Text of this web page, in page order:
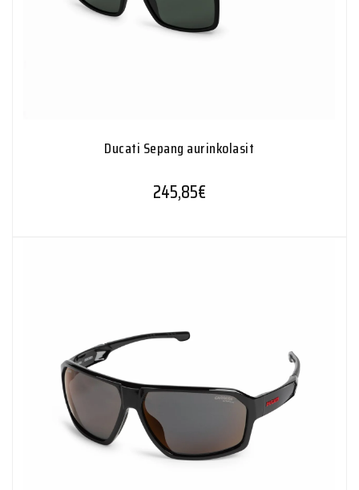
Ducati Sepang aurinkolasit
245,85€